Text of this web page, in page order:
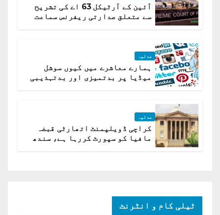
آئین کے آرٹیکل 63 اے کی تشریح
سے متعلق صدارتی ریفرنس سماعت
عدلیہ
ہمارے معاشرے میں کیوں سوشل
میڈیا پر بدتمیزی اور بدتہذیبی
عدلیہ
کراچی ڈویلپمنٹ اتھارٹی قبضہ
مافیا کو سپورٹ کررہا ہے، سندھ
ٹیلی کام و انٹرنٹ